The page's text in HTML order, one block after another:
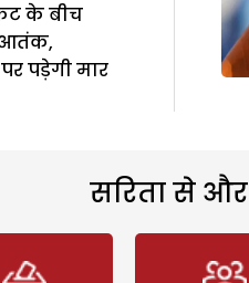
के बीच
आतंक,
पर पड़ेगी मार
सरिता से और